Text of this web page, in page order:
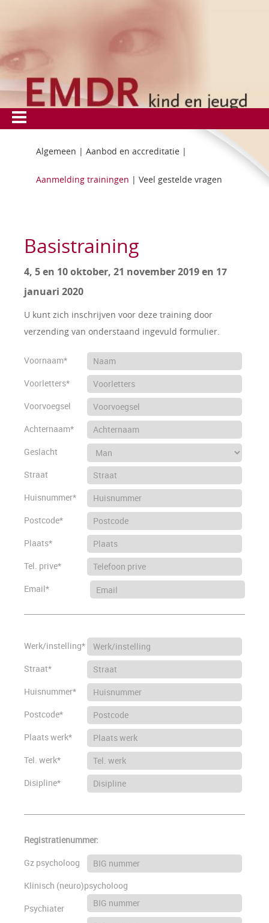
Algemeen | Aanbod en accreditatie |
Aanmelding trainingen | Veel gestelde vragen
Basistraining
4, 5 en 10 oktober, 21 november 2019 en 17
januari 2020
U kunt zich inschrijven voor deze training door
verzending van onderstaand ingevuld formulier.
Voornaam*
Voorletters*
Voorvoegsel
Achternaam*
Geslacht
Straat
Huisnummer*
Postcode*
Plaats*
Tel. prive*
Email*
Werk/instelling*
Straat*
Huisnummer*
Postcode*
Plaats werk*
Tel. werk*
Disipline*
Registratienummer:
Gz psycholoog
Klinisch (neuro)psycholoog
Psychiater